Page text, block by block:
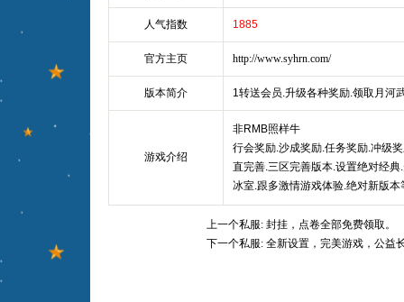
人气指数 1885
官方主页 http://www.syhrn.com/
版本简介 1转送会员.升级各种奖励.领取月河
游戏介绍
非RMB照样牛
行会奖励.沙成奖励.任务奖励.冲级
直完善.三区完善版本.设置绝对经
冰室.跟多激情游戏体验.绝对新版本
上一个私服: 封挂，点卷全部免费领取。
下一个私服: 全新设置，完美游戏，公益